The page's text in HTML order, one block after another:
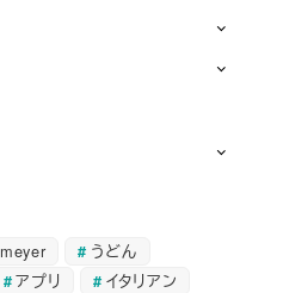
meyer
うどん
アプリ
イタリアン